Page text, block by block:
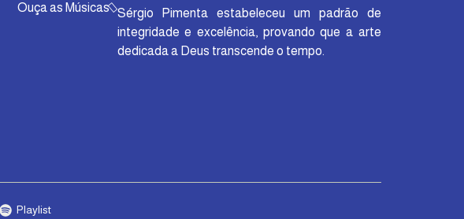
Sérgio Pimenta estabeleceu um padrão de
integridade e excelência, provando que a arte
dedicada a Deus transcende o tempo.
Ouça as Músicas
Playlist